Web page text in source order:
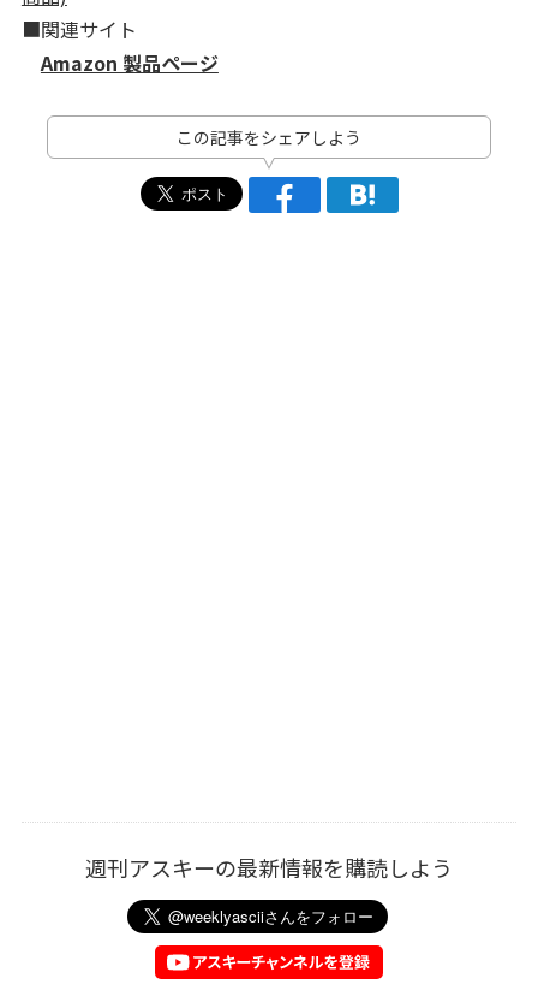
■関連サイト
Amazon 製品ページ
この記事をシェアしよう
週刊アスキーの最新情報を購読しよう